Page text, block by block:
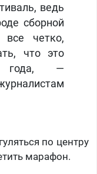
ведь
сборной
все четко,
что это
года, —
по центру
марафон.